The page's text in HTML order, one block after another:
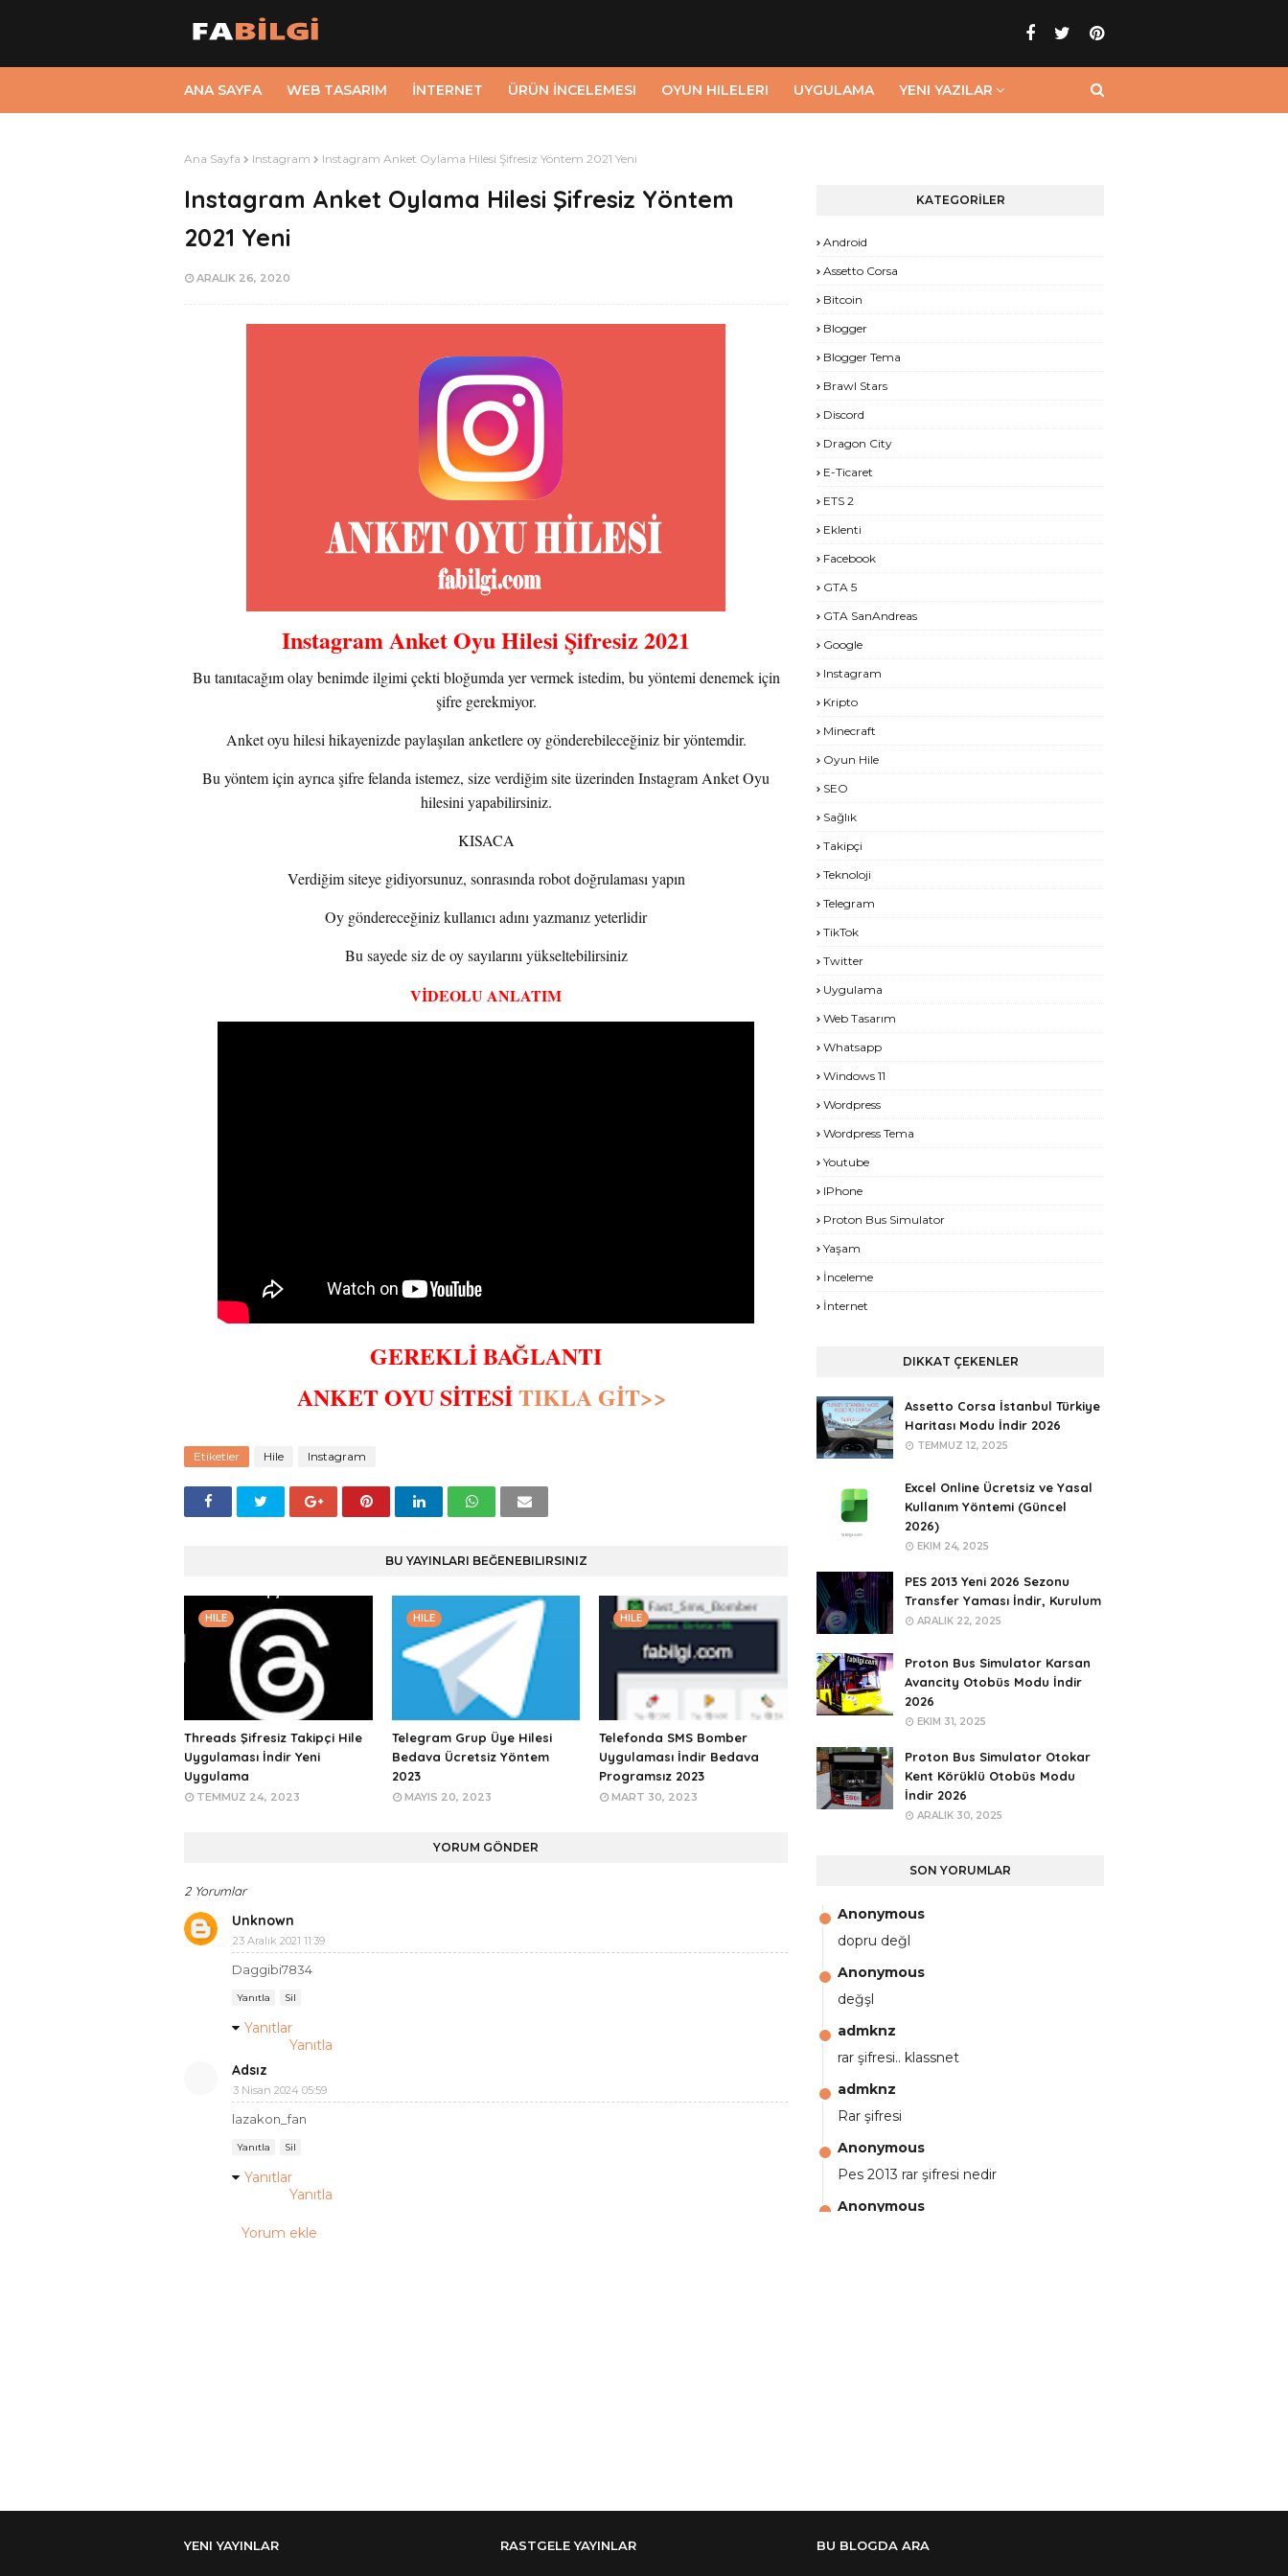
ANA SAYFA WEB TASARIM İNTERNET ÜRÜN İNCELEMESI OYUN HILELERI UYGULAMA YENI YAZILAR
Ana Sayfa Instagram Instagram Anket Oylama Hilesi Şifresiz Yöntem 2021 Yeni
Instagram Anket Oylama Hilesi Şifresiz Yöntem
2021 Yeni
ARALIK 26, 2020
Instagram Anket Oyu Hilesi Şifresiz 2021
Bu tanıtacağım olay benimde ilgimi çekti bloğumda yer vermek istedim, bu yöntemi denemek için
şifre gerekmiyor.
Anket oyu hilesi hikayenizde paylaşılan anketlere oy gönderebileceğiniz bir yöntemdir.
Bu yöntem için ayrıca şifre felanda istemez, size verdiğim site üzerinden Instagram Anket Oyu
hilesini yapabilirsiniz.
KISACA
Verdiğim siteye gidiyorsunuz, sonrasında robot doğrulaması yapın
Oy göndereceğiniz kullanıcı adını yazmanız yeterlidir
Bu sayede siz de oy sayılarını yükseltebilirsiniz
VİDEOLU ANLATIM
GEREKLİ BAĞLANTI
ANKET OYU SİTESİTIKLA GİT>>
Etiketler Hile Instagram
BU YAYINLARI BEĞENEBILIRSINIZ
HILE
Threads Şifresiz Takipçi Hile
Uygulaması İndir Yeni
Uygulama
TEMMUZ 24, 2023
HILE
Telegram Grup Üye Hilesi
Bedava Ücretsiz Yöntem
2023
MAYIS 20, 2023
HILE
Telefonda SMS Bomber
Uygulaması İndir Bedava
Programsız 2023
MART 30, 2023
YORUM GÖNDER
2 Yorumlar
Unknown
23 Aralık 2021 11:39
Daggibi7834
Yanıtla Sil
Yanıtlar
Yanıtla
Adsız
3 Nisan 2024 05:59
lazakon_fan
Yanıtla Sil
Yanıtlar
Yanıtla
Yorum ekle
KATEGORİLER
Android
Assetto Corsa
Bitcoin
Blogger
Blogger Tema
Brawl Stars
Discord
Dragon City
E-Ticaret
ETS 2
Eklenti
Facebook
GTA 5
GTA SanAndreas
Google
Instagram
Kripto
Minecraft
Oyun Hile
SEO
Sağlık
Takipçi
Teknoloji
Telegram
TikTok
Twitter
Uygulama
Web Tasarım
Whatsapp
Windows 11
Wordpress
Wordpress Tema
Youtube
IPhone
Proton Bus Simulator
Yaşam
İnceleme
İnternet
DIKKAT ÇEKENLER
Assetto Corsa İstanbul Türkiye
Haritası Modu İndir 2026
TEMMUZ 12, 2025
Excel Online Ücretsiz ve Yasal
Kullanım Yöntemi (Güncel
2026)
EKIM 24, 2025
PES 2013 Yeni 2026 Sezonu
Transfer Yaması İndir, Kurulum
ARALIK 22, 2025
Proton Bus Simulator Karsan
Avancity Otobüs Modu İndir
2026
EKIM 31, 2025
Proton Bus Simulator Otokar
Kent Körüklü Otobüs Modu
İndir 2026
ARALIK 30, 2025
SON YORUMLAR
Anonymous
dopru değl
Anonymous
değşl
admknz
rar şifresi.. klassnet
admknz
Rar şifresi
Anonymous
Pes 2013 rar şifresi nedir
Anonymous
YENI YAYINLAR RASTGELE YAYINLAR BU BLOGDA ARA